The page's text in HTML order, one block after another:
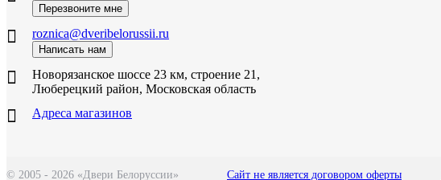
Перезвоните мне
roznica@dveribelorussii.ru
Написать нам
Новорязанское шоссе 23 км, строение 21,
Люберецкий район, Московская область
Адреса магазинов
© 2005 - 2026 «Двери Белоруссии» Сайт не является договором оферты